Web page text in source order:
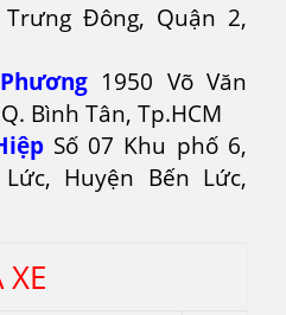
Đông, Quận 2,
1950 Võ Văn
Bình Tân, Tp.HCM
Số 07 Khu phố 6,
Huyện Bến Lức,